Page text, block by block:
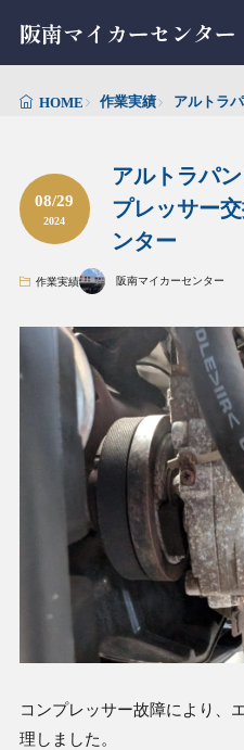
阪南マイカーセンター
HOME 作業実績 アルトラ
08/29
2024
アルトラパ
プレッサー
ンター
作業実績 阪南マイカーセンター
コンプレッサー故障により、
理しました。